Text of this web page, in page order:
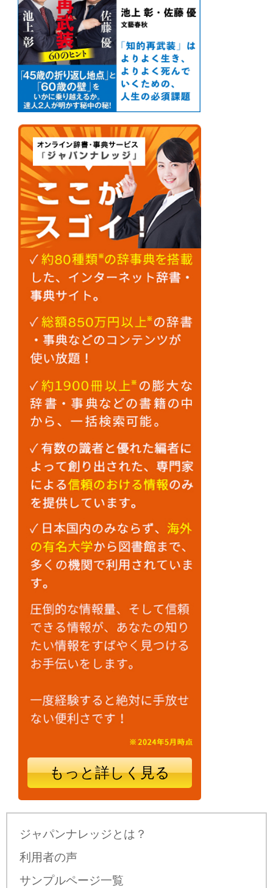
もっと詳しく見る
ジャパンナレッジとは？
利用者の声
サンプルページ一覧